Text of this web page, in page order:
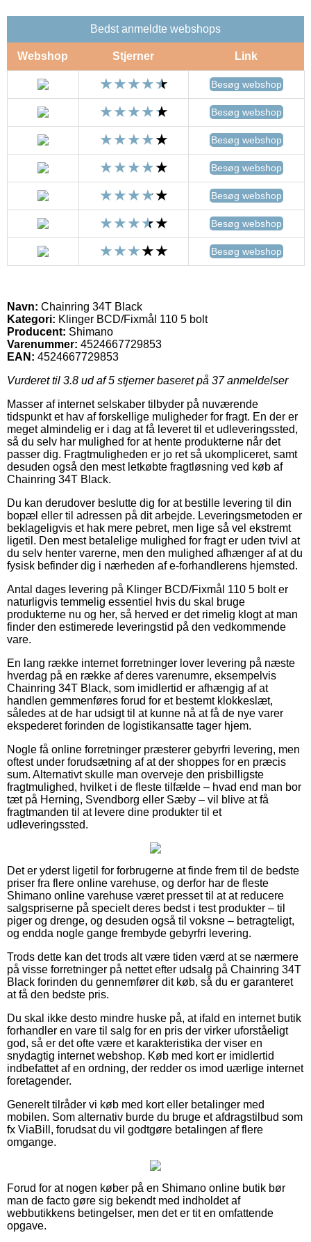
Bedst anmeldte webshops
Webshop Stjerner Link
Besøg webshop
Besøg webshop
Besøg webshop
Besøg webshop
Besøg webshop
Besøg webshop
Besøg webshop
Navn: Chainring 34T Black
Kategori: Klinger BCD/Fixmål 110 5 bolt
Producent: Shimano
Varenummer: 4524667729853
EAN: 4524667729853
Vurderet til 3.8 ud af 5 stjerner baseret på 37anmeldelser
Masser af internet selskaber tilbyder på nuværende
tidspunkt et hav af forskellige muligheder for fragt. En der er
meget almindelig er i dag at få leveret til et udleveringssted,
så du selv har mulighed for at hente produkterne når det
passer dig. Fragtmuligheden er jo ret så ukompliceret, samt
desuden også den mest letkøbte fragtløsning ved køb af
Chainring 34T Black.
Du kan derudover beslutte dig for at bestille levering til din
bopæl eller til adressen på dit arbejde. Leveringsmetoden er
beklageligvis et hak mere pebret, men lige så vel ekstremt
ligetil. Den mest betalelige mulighed for fragt er uden tvivl at
du selv henter varerne, men den mulighed afhænger af at du
fysisk befinder dig i nærheden af e-forhandlerens hjemsted.
Antal dages levering på Klinger BCD/Fixmål 110 5 bolt er
naturligvis temmelig essentiel hvis du skal bruge
produkterne nu og her, så herved er det rimelig klogt at man
finder den estimerede leveringstid på den vedkommende
vare.
En lang række internet forretninger lover levering på næste
hverdag på en række af deres varenumre, eksempelvis
Chainring 34T Black, som imidlertid er afhængig af at
handlen gemmenføres forud for et bestemt klokkeslæt,
således at de har udsigt til at kunne nå at få de nye varer
ekspederet forinden de logistikansatte tager hjem.
Nogle få online forretninger præsterer gebyrfri levering, men
oftest under forudsætning af at der shoppes for en præcis
sum. Alternativt skulle man overveje den prisbilligste
fragtmulighed, hvilket i de fleste tilfælde – hvad end man bor
tæt på Herning, Svendborg eller Sæby – vil blive at få
fragtmanden til at levere dine produkter til et
udleveringssted.
Det er yderst ligetil for forbrugerne at finde frem til de bedste
priser fra flere online varehuse, og derfor har de fleste
Shimano online varehuse været presset til at at reducere
salgspriserne på specielt deres bedst i test produkter – til
piger og drenge, og desuden også til voksne – betragteligt,
og endda nogle gange frembyde gebyrfri levering.
Trods dette kan det trods alt være tiden værd at se nærmere
på visse forretninger på nettet efter udsalg på Chainring 34T
Black forinden du gennemfører dit køb, så du er garanteret
at få den bedste pris.
Du skal ikke desto mindre huske på, at ifald en internet butik
forhandler en vare til salg for en pris der virker uforståeligt
god, så er det ofte være et karakteristika der viser en
snydagtig internet webshop. Køb med kort er imidlertid
indbefattet af en ordning, der redder os imod uærlige internet
foretagender.
Generelt tilråder vi køb med kort eller betalinger med
mobilen. Som alternativ burde du bruge et afdragstilbud som
fx ViaBill, forudsat du vil godtgøre betalingen af flere
omgange.
Forud for at nogen køber på en Shimano online butik bør
man de facto gøre sig bekendt med indholdet af
webbutikkens betingelser, men det er tit en omfattende
opgave.